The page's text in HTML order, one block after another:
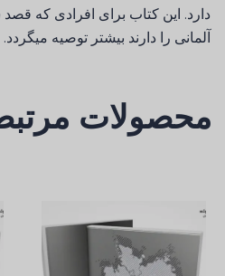
دارد. این کتاب برای افرادی که
آلمانی را دارند بیشتر توصیه میگردد.
محصولات